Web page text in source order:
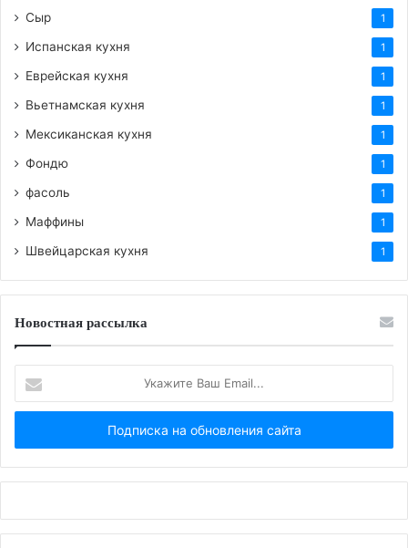
Сыр 1
Испанская кухня 1
Еврейская кухня 1
Вьетнамская кухня 1
Мексиканская кухня 1
Фондю 1
фасоль 1
Маффины 1
Швейцарская кухня 1
Новостная рассылка
Ваш
Email...